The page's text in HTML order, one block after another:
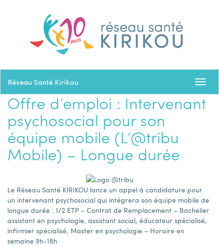
Réseau Santé Kirikou
Offre d’emploi : Intervenant
psychosocial pour son
équipe mobile (L’@tribu
Mobile) – Longue durée
Le Réseau Santé KIRIKOU lance un appel à candidature pour
un intervenant psychosocial qui intégrera son équipe mobile de
longue durée : 1/2 ETP – Contrat de Remplacement – Bachelier
assistant en psychologie, assistant social, éducateur spécialisé,
infirmier spécialisé, Master en psychologie – Horaire en
semaine 9h-18h